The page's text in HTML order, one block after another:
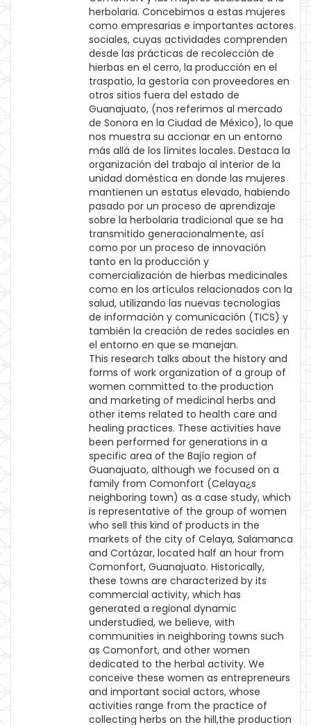
herbolaria. Concebimos a estas mujeres
como empresarias e importantes actores
sociales, cuyas actividades comprenden
desde las prácticas de recolección de
hierbas en el cerro, la producción en el
traspatio, la gestoría con proveedores en
otros sitios fuera del estado de
Guanajuato, (nos referimos al mercado
de Sonora en la Ciudad de México), lo que
nos muestra su accionar en un entorno
más allá de los límites locales. Destaca la
organización del trabajo al interior de la
unidad doméstica en donde las mujeres
mantienen un estatus elevado, habiendo
pasado por un proceso de aprendizaje
sobre la herbolaria tradicional que se ha
transmitido generacionalmente, así
como por un proceso de innovación
tanto en la producción y
comercialización de hierbas medicinales
como en los artículos relacionados con la
salud, utilizando las nuevas tecnologías
de información y comunicación (TICS) y
también la creación de redes sociales en
el entorno en que se manejan.
This research talks about the history and
forms of work organization of a group of
women committed to the production
and marketing of medicinal herbs and
other items related to health care and
healing practices. These activities have
been performed for generations in a
specific area of the Bajío region of
Guanajuato, although we focused on a
family from Comonfort (Celaya¿s
neighboring town) as a case study, which
is representative of the group of women
who sell this kind of products in the
markets of the city of Celaya, Salamanca
and Cortázar, located half an hour from
Comonfort, Guanajuato. Historically,
these towns are characterized by its
commercial activity, which has
generated a regional dynamic
understudied, we believe, with
communities in neighboring towns such
as Comonfort, and other women
dedicated to the herbal activity. We
conceive these women as entrepreneurs
and important social actors, whose
activities range from the practice of
collecting herbs on the hill,the production